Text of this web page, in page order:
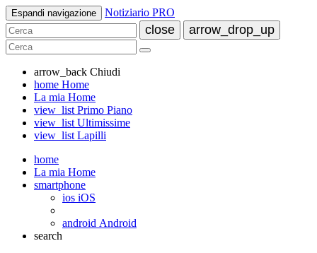
Espandi navigazione Notiziario PRO
close arrow_drop_up
arrow_back Chiudi
home Home
La mia Home
view_list Primo Piano
view_list Ultimissime
view_list Lapilli
home
La mia Home
smartphone
ios iOS
android Android
search